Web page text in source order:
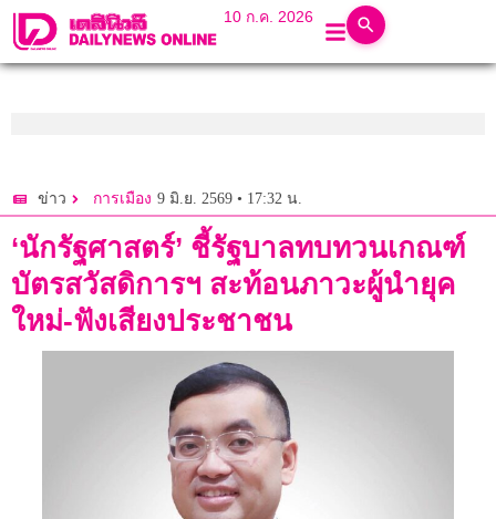
10 ก.ค. 2026
ข่าว การเมือง 9 มิ.ย. 2569 • 17:32 น.
‘นักรัฐศาสตร์’ ชี้รัฐบาลทบทวนเกณฑ์
บัตรสวัสดิการฯ สะท้อนภาวะผู้นำยุค
ใหม่-ฟังเสียงประชาชน